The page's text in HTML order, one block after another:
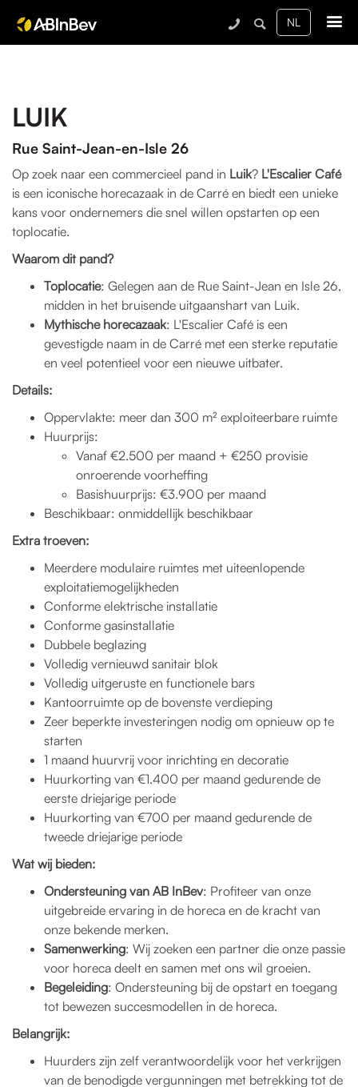
LUIK
Rue Saint-Jean-en-Isle 26
Op zoek naar een commercieel pand in Luik? L'Escalier Café
is een iconische horecazaak in de Carré en biedt een unieke
kans voor ondernemers die snel willen opstarten op een
toplocatie.
Waarom dit pand?
Toplocatie: Gelegen aan de Rue Saint-Jean en Isle 26,
midden in het bruisende uitgaanshart van Luik.
Mythische horecazaak: L'Escalier Café is een
gevestigde naam in de Carré met een sterke reputatie
en veel potentieel voor een nieuwe uitbater.
Details:
Oppervlakte: meer dan 300 m² exploiteerbare ruimte
Huurprijs:
Vanaf €2.500 per maand + €250 provisie
onroerende voorheffing
Basishuurprijs: €3.900 per maand
Beschikbaar: onmiddellijk beschikbaar
Extra troeven:
Meerdere modulaire ruimtes met uiteenlopende
exploitatiemogelijkheden
Conforme elektrische installatie
Conforme gasinstallatie
Dubbele beglazing
Volledig vernieuwd sanitair blok
Volledig uitgeruste en functionele bars
Kantoorruimte op de bovenste verdieping
Zeer beperkte investeringen nodig om opnieuw op te
starten
1 maand huurvrij voor inrichting en decoratie
Huurkorting van €1.400 per maand gedurende de
eerste driejarige periode
Huurkorting van €700 per maand gedurende de
tweede driejarige periode
Wat wij bieden:
Ondersteuning van AB InBev: Profiteer van onze
uitgebreide ervaring in de horeca en de kracht van
onze bekende merken.
Samenwerking: Wij zoeken een partner die onze passie
voor horeca deelt en samen met ons wil groeien.
Begeleiding: Ondersteuning bij de opstart en toegang
tot bewezen succesmodellen in de horeca.
Belangrijk:
Huurders zijn zelf verantwoordelijk voor het verkrijgen
van de benodigde vergunningen met betrekking tot de